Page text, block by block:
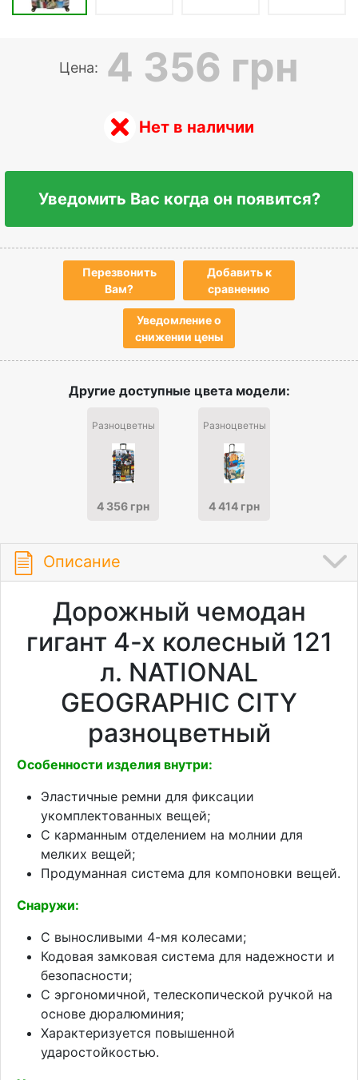
Цена: 4 356 грн
Нет в наличии
Уведомить Вас когда он появится?
Перезвонить
Вам?
Добавить к
сравнению
Уведомление о
снижении цены
Другие доступные цвета модели:
Разноцветный
4 356 грн
Разноцветный
4 414 грн
Описание
Дорожный чемодан
гигант 4-х колесный 121
л. NATIONAL
GEOGRAPHIC CITY
разноцветный
Особенности изделия внутри:
Эластичные ремни для фиксации
укомплектованных вещей;
С карманным отделением на молнии для
мелких вещей;
Продуманная система для компоновки вещей.
Снаружи:
С выносливыми 4-мя колесами;
Кодовая замковая система для надежности и
безопасности;
С эргономичной, телескопической ручкой на
основе дюралюминия;
Характеризуется повышенной
ударостойкостью.